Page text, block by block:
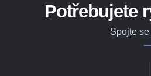
Potřebujete
Spojte